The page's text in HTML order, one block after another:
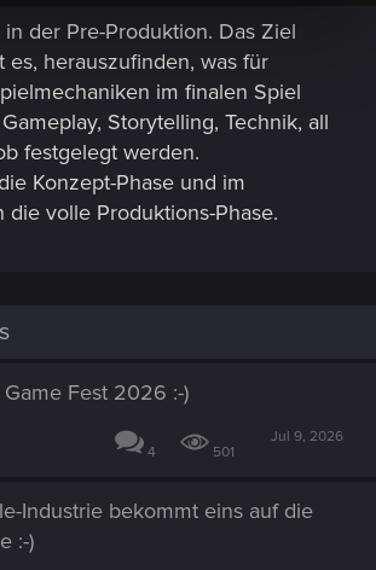
der Pre-Produktion. Das Ziel
es, herauszufinden, was für
im finalen Spiel
Storytelling, Technik, all
festgelegt werden.
Konzept-Phase und im
die volle Produktions-Phase.
Fest 2026 :-)
4 501
Jul 9, 2026
Industrie bekommt eins auf die
:-)